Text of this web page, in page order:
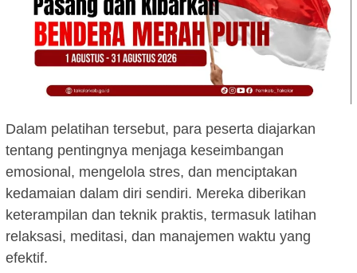
Dalam pelatihan tersebut, para peserta diajarkan
tentang pentingnya menjaga keseimbangan
emosional, mengelola stres, dan menciptakan
kedamaian dalam diri sendiri. Mereka diberikan
keterampilan dan teknik praktis, termasuk latihan
relaksasi, meditasi, dan manajemen waktu yang
efektif.